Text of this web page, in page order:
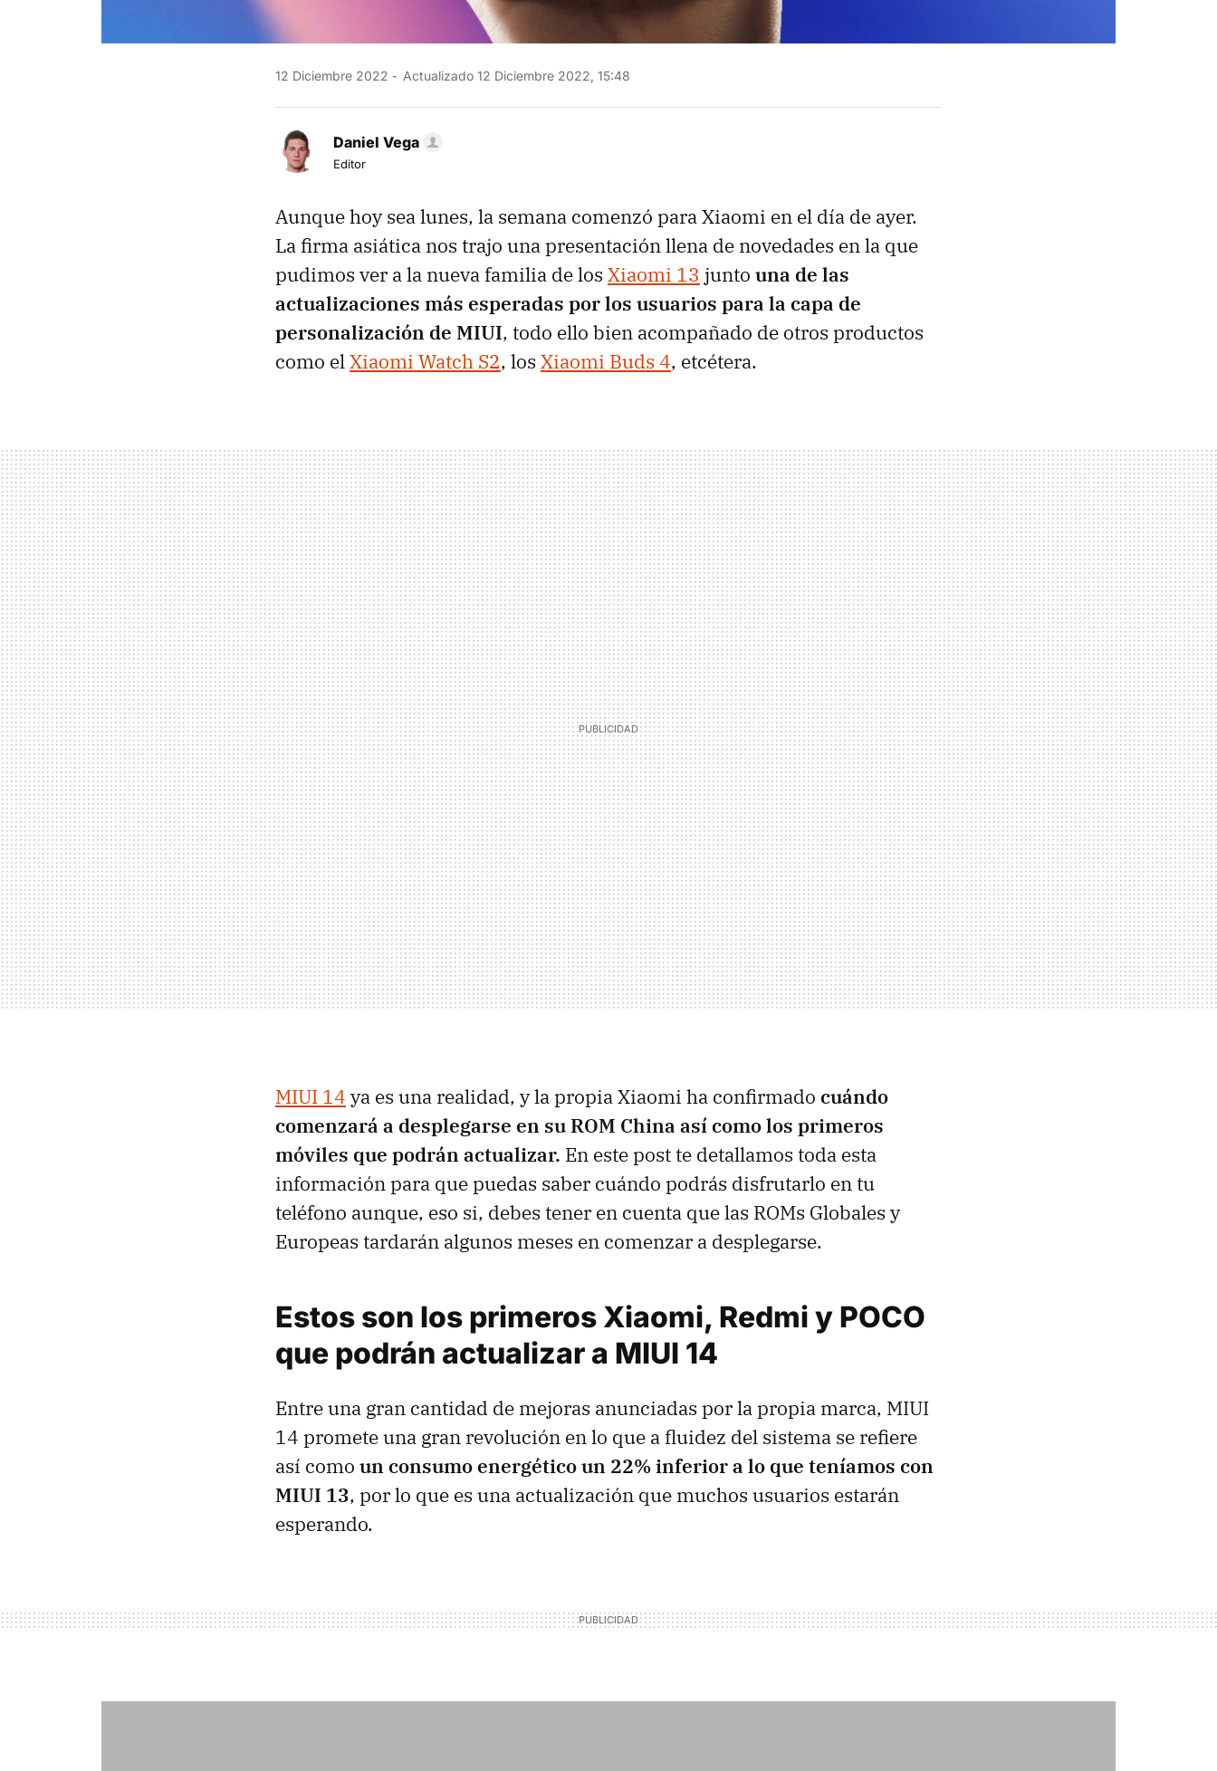
12 Diciembre 2022 Actualizado 12 Diciembre 2022, 15:48
Daniel Vega
Editor
Aunque hoy sea lunes, la semana comenzó para Xiaomi en el día de ayer.
La firma asiática nos trajo una presentación llena de novedades en la que
pudimos ver a la nueva familia de los Xiaomi 13 junto una de las
actualizaciones más esperadas por los usuarios para la capa de
personalización de MIUI, todo ello bien acompañado de otros productos
como elXiaomi Watch S2, los Xiaomi Buds 4, etcétera.
MIUI 14 ya es una realidad, y la propia Xiaomi ha confirmado cuándo
comenzará a desplegarse en su ROM China así como los primeros
móviles que podrán actualizar. En este post te detallamos toda esta
información para que puedas saber cuándo podrás disfrutarlo en tu
teléfono aunque, eso si, debes tener en cuenta que las ROMs Globales y
Europeas tardarán algunos meses en comenzar a desplegarse.
Estos son los primeros Xiaomi, Redmi y POCO
que podrán actualizar a MIUI 14
Entre una gran cantidad de mejoras anunciadas por la propia marca, MIUI
14 promete una gran revolución en lo que a fluidez del sistema se refiere
así como un consumo energético un 22% inferior a lo que teníamos con
MIUI 13, por lo que es una actualización que muchos usuarios estarán
esperando.